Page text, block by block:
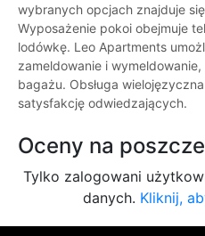
wybranych opcjach znajduje
Wyposażenie pokoi obejmuje
lodówkę. Leo Apartments
zameldowanie i
bagażu. Obsługa
satysfakcję odwiedzających.
Oceny na
Tylko zalogowani
danych. Kliknij,